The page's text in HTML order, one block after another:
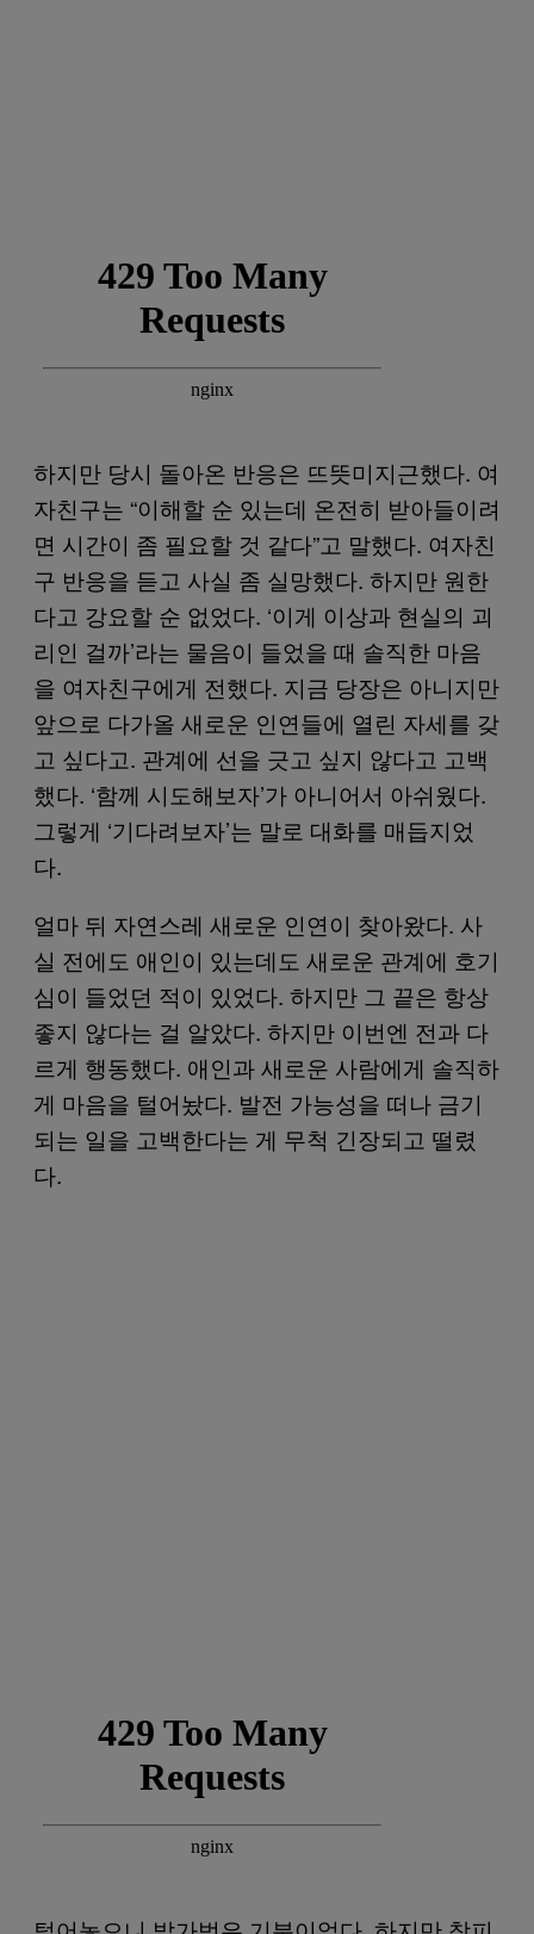
하지만 당시 돌아온 반응은 뜨뜻미지근했다. 여
자친구는 “이해할 순 있는데 온전히 받아들이려
면 시간이 좀 필요할 것 같다”고 말했다. 여자친
구 반응을 듣고 사실 좀 실망했다. 하지만 원한
다고 강요할 순 없었다. ‘이게 이상과 현실의 괴
리인 걸까’라는 물음이 들었을 때 솔직한 마음
을 여자친구에게 전했다. 지금 당장은 아니지만
앞으로 다가올 새로운 인연들에 열린 자세를 갖
고 싶다고. 관계에 선을 긋고 싶지 않다고 고백
했다. ‘함께 시도해보자’가 아니어서 아쉬웠다.
그렇게 ‘기다려보자’는 말로 대화를 매듭지었
다.
얼마 뒤 자연스레 새로운 인연이 찾아왔다. 사
실 전에도 애인이 있는데도 새로운 관계에 호기
심이 들었던 적이 있었다. 하지만 그 끝은 항상
좋지 않다는 걸 알았다. 하지만 이번엔 전과 다
르게 행동했다. 애인과 새로운 사람에게 솔직하
게 마음을 털어놨다. 발전 가능성을 떠나 금기
되는 일을 고백한다는 게 무척 긴장되고 떨렸
다.